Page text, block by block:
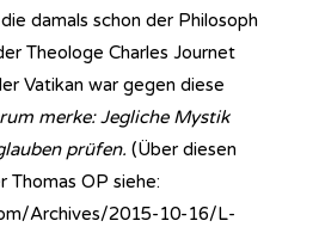
damals schon der Philosoph
Theologe Charles Journet
Vatikan war gegen diese
merke: Jegliche Mystik
prüfen. (Über diesen
Thomas OP siehe:
Archives/2015-10-16/L-